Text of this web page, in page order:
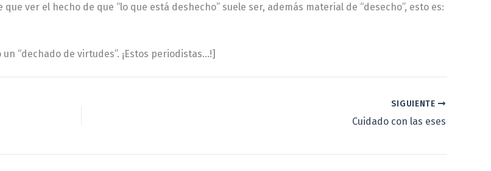
ver el hecho de que “lo que está deshecho” suele ser, además material de “desecho”, esto es:
“dechado de virtudes”. ¡Estos periodistas…!]
SIGUIENTE
Cuidado con las eses